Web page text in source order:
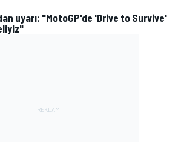
uyarı: "MotoGP'de 'Drive to Survive'